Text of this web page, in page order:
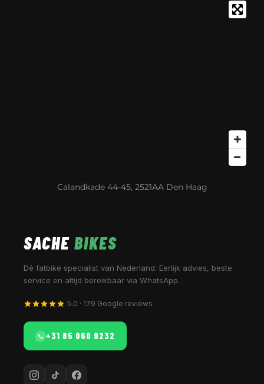
Calandkade 44-45, 2521AA Den Haag
SACHE BIKES
Dé fatbike specialist van Nederland. Eerlijk advies, beste
service en altijd bereikbaar via WhatsApp.
5.0 · 179 Google reviews
+31 85 060 9232